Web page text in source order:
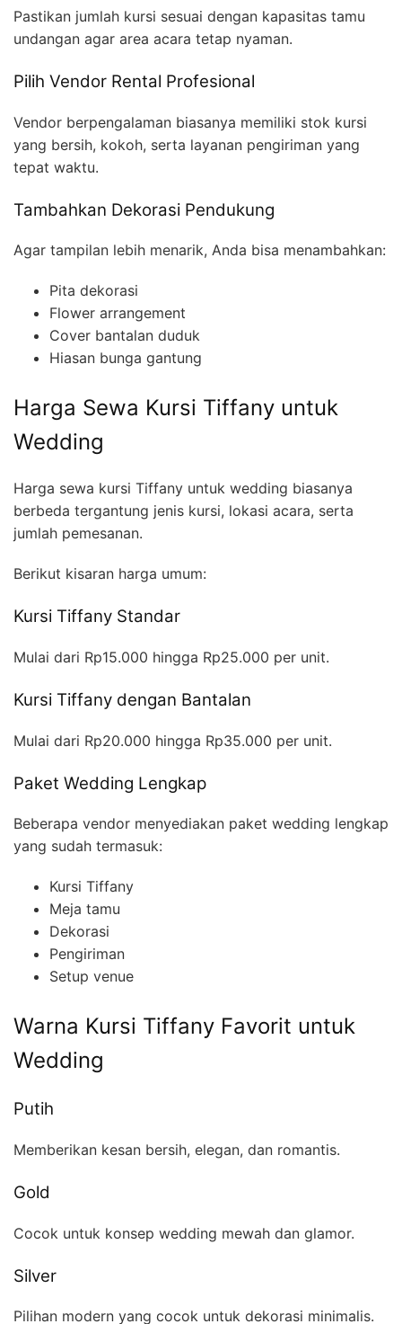
Pastikan jumlah kursi sesuai dengan kapasitas tamu
undangan agar area acara tetap nyaman.
Pilih Vendor Rental Profesional
Vendor berpengalaman biasanya memiliki stok kursi
yang bersih, kokoh, serta layanan pengiriman yang
tepat waktu.
Tambahkan Dekorasi Pendukung
Agar tampilan lebih menarik, Anda bisa menambahkan:
Pita dekorasi
Flower arrangement
Cover bantalan duduk
Hiasan bunga gantung
Harga Sewa Kursi Tiffany untuk
Wedding
Harga sewa kursi Tiffany untuk wedding biasanya
berbeda tergantung jenis kursi, lokasi acara, serta
jumlah pemesanan.
Berikut kisaran harga umum:
Kursi Tiffany Standar
Mulai dari Rp15.000 hingga Rp25.000 per unit.
Kursi Tiffany dengan Bantalan
Mulai dari Rp20.000 hingga Rp35.000 per unit.
Paket Wedding Lengkap
Beberapa vendor menyediakan paket wedding lengkap
yang sudah termasuk:
Kursi Tiffany
Meja tamu
Dekorasi
Pengiriman
Setup venue
Warna Kursi Tiffany Favorit untuk
Wedding
Putih
Memberikan kesan bersih, elegan, dan romantis.
Gold
Cocok untuk konsep wedding mewah dan glamor.
Silver
Pilihan modern yang cocok untuk dekorasi minimalis.